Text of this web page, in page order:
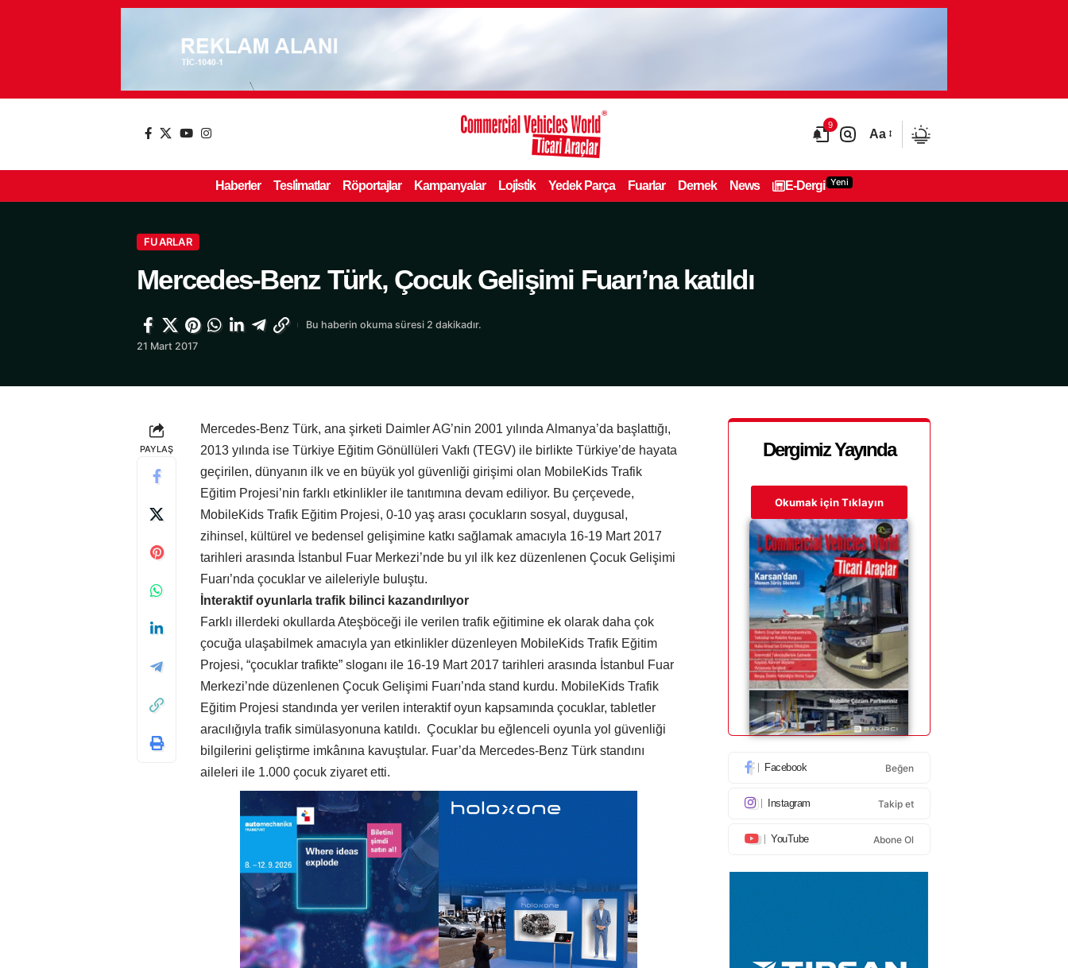
9
Aa
Haberler Tesli̇matlar Röportajlar Kampanyalar Loji̇sti̇k Yedek Parça Fuarlar Dernek News E-Dergi Yeni
FUARLAR
Mercedes-Benz Türk, Çocuk Gelişimi Fuarı’na katıldı
21 Mart 2017
Bu haberin okuma süresi 2 dakikadır.
PAYLAŞ
Mercedes-Benz Türk, ana şirketi Daimler AG’nin 2001 yılında Almanya’da başlattığı,
2013 yılında ise Türkiye Eğitim Gönüllüleri Vakfı (TEGV) ile birlikte Türkiye’de hayata
geçirilen, dünyanın ilk ve en büyük yol güvenliği girişimi olan MobileKids Trafik
Eğitim Projesi’nin farklı etkinlikler ile tanıtımına devam ediliyor. Bu çerçevede,
MobileKids Trafik Eğitim Projesi, 0-10 yaş arası çocukların sosyal, duygusal,
zihinsel, kültürel ve bedensel gelişimine katkı sağlamak amacıyla 16-19 Mart 2017
tarihleri arasında İstanbul Fuar Merkezi’nde bu yıl ilk kez düzenlenen Çocuk Gelişimi
Fuarı’nda çocuklar ve aileleriyle buluştu.
İnteraktif oyunlarla trafik bilinci kazandırılıyor
Farklı illerdeki okullarda Ateşböceği ile verilen trafik eğitimine ek olarak daha çok
çocuğa ulaşabilmek amacıyla yan etkinlikler düzenleyen MobileKids Trafik Eğitim
Projesi, “çocuklar trafikte” sloganı ile 16-19 Mart 2017 tarihleri arasında İstanbul Fuar
Merkezi’nde düzenlenen Çocuk Gelişimi Fuarı’nda stand kurdu. MobileKids Trafik
Eğitim Projesi standında yer verilen interaktif oyun kapsamında çocuklar, tabletler
aracılığıyla trafik simülasyonuna katıldı. Çocuklar bu eğlenceli oyunla yol güvenliği
bilgilerini geliştirme imkânına kavuştular. Fuar’da Mercedes-Benz Türk standını
aileleri ile 1.000 çocuk ziyaret etti.
Dergimiz Yayında
Okumak için Tıklayın
Facebook Beğen
Instagram Takip et
YouTube Abone Ol